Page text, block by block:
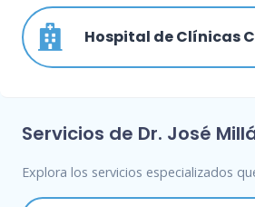
Hospital de Clínicas
Servicios de Dr. José
Explora los servicios especializados